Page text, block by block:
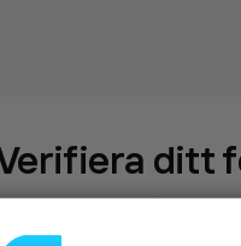
ditt
som69 574företag -
hitta.se och syns bättre